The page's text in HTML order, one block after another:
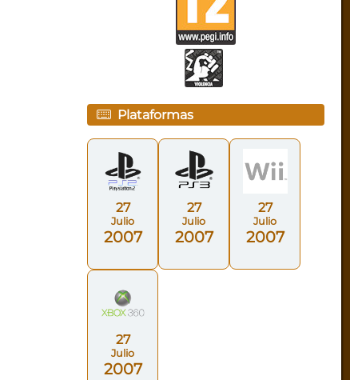
Plataformas
27
Julio
2007
27
Julio
2007
27
Julio
2007
27
Julio
2007